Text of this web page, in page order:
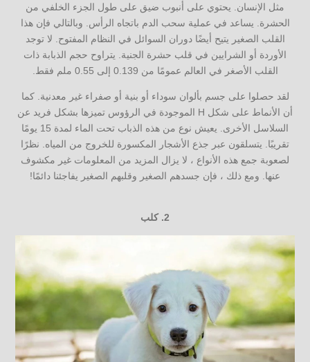
مثل الإنسان. يحتوي على أنبوب ضيق على طول الجزء الخلفي من
الحشرة. يساعد في عملية سحب الدم باتجاه الرأس. وبالتالي فإن هذا
القلب الصغير يتيح أيضًا دوران السوائل في النظام المفتوح. لا توجد
الأوردة أو الشرايين في قلب حشرة الجنية. يتراوح حجم الذبابة ذات
القلب الأصغر في العالم عمومًا من 0.139 إلى 0.55 ملم فقط.
لقد حصلوا على جسم بألوان سوداء أو بنية أو صفراء غير معدنية. كما
أن الأنماط على شكل H الموجودة في الرؤوس تميزها بشكل فريد عن
السلاسل الأخرى. يعيش نوع من هذه الذباب تحت الماء لمدة 15 يومًا
تقريبًا. يتسلقون عبر جذع الأشجار المكسورة للخروج من المياه. نظرًا
لصعوبة جمع هذه الأنواع ، لا يزال المزيد من المعلومات غير مكشوف
عنها. ومع ذلك ، فإن جسدهم الصغير وقلبهم الصغير يفاجئنا دائمًا!
2. كلب